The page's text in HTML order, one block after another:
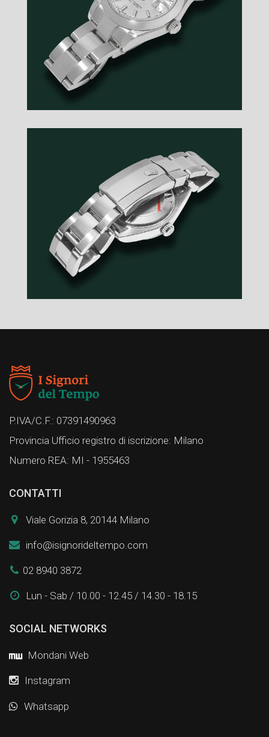
P.IVA/C.F.: 07391490963
Provincia Ufficio registro di iscrizione: Milano
Numero REA: MI - 1955463
CONTATTI
Viale Gorizia 8, 20144 Milano
info@isignorideltempo.com
02 8940 3872
Lun - Sab / 10.00 - 12.45 / 14.30 - 18.15
SOCIAL NETWORKS
Mondani Web
Instagram
Whatsapp